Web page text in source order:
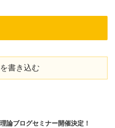
書き込む
論ブログセミナー開催決定！